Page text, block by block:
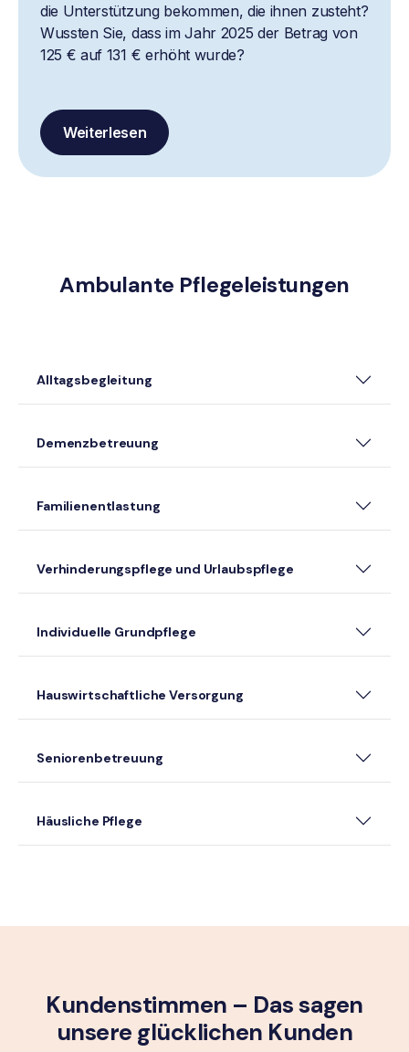
die Unterstützung bekommen, die ihnen zusteht?
Wussten Sie, dass im Jahr 2025 der Betrag von
125 € auf 131 € erhöht wurde?
Weiterlesen
Ambulante Pflegeleistungen
Alltagsbegleitung
Demenzbetreuung
Familienentlastung
Verhinderungspflege und Urlaubspflege
Individuelle Grundpflege
Hauswirtschaftliche Versorgung
Seniorenbetreuung
Häusliche Pflege
Kundenstimmen – Das sagen
unsere glück­lichen Kunden